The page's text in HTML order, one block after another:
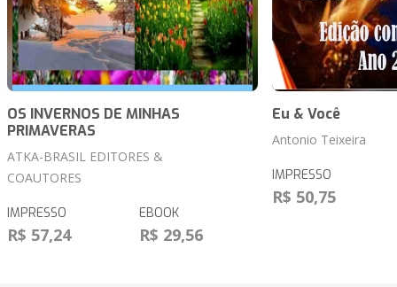
OS INVERNOS DE MINHAS
PRIMAVERAS
ATKA-BRASIL EDITORES &
COAUTORES
IMPRESSO
R$ 57,24
EBOOK
R$ 29,56
Eu & Você
Antonio Teixeira
IMPRESSO
R$ 50,75